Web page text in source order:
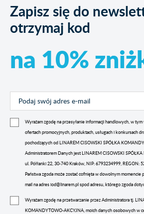
Zapisz się do
otrzymaj kod
na 10%
Wyrażam zgodę na przesyłanie informacji handlowych, w
ofertach promocyjnych, produktach, usługach i konkursach
pochodzących od LINAREM CISOWSKI SPÓŁKA
Administratorem Danych jest LINAREM CISOWSKI
ul. Półłanki 22, 30-740 Kraków, NIP: 6793234999, REGON:
Państwa zgoda może zostać cofnięta w dowolnym momencie
mail na adres iod@linarem.pl spod adresu, którego zgoda
Wyrażam zgodę na przetwarzanie przez Administratora tj.
KOMANDYTOWO-AKCYJNA, moich danych osobowych w